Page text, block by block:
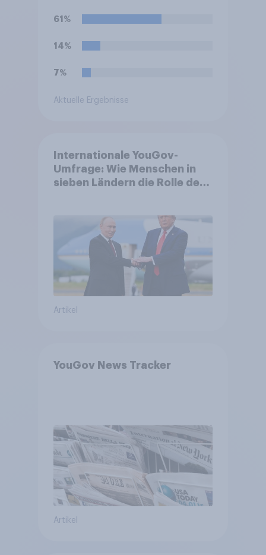
61%
14%
7%
Aktuelle Ergebnisse
Internationale YouGov-
Umfrage: Wie Menschen in
sieben Ländern die Rolle der
Bedrohungen und Bündnisse
bewerten
Artikel
YouGov News Tracker
Artikel